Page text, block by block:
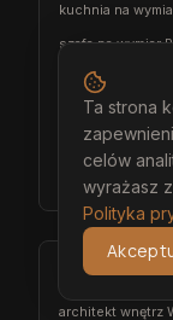
kuchnia na
szafa na wymiar
garderoba na
wiatrołap na
meble
meble pokojowe
Wołów
architekt wnętrz
Ta strona
celów
wyrażasz
Polityka